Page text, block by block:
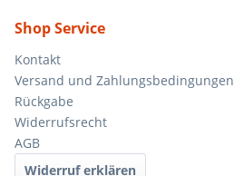
Shop Service
Kontakt
Versand und Zahlungsbedingungen
Rückgabe
Widerrufsrecht
AGB
Widerruf erklären